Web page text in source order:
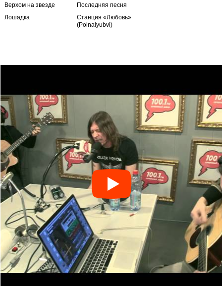
Верхом на звезде
Лошадка
Последняя песня
Станция «Любовь»
(Polnalyubvi)